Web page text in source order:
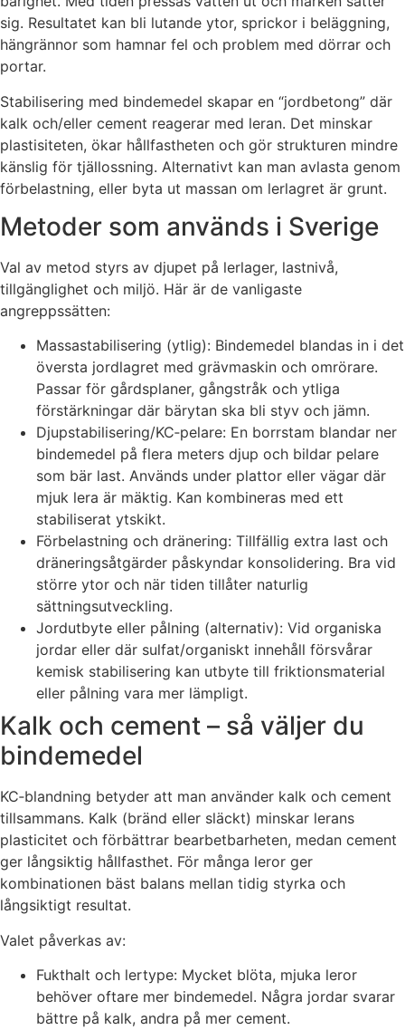
sig. Resultatet kan bli lutande ytor, sprickor i beläggning,
hängrännor som hamnar fel och problem med dörrar och
portar.
Stabilisering med bindemedel skapar en “jordbetong” där
kalk och/eller cement reagerar med leran. Det minskar
plastisiteten, ökar hållfastheten och gör strukturen mindre
känslig för tjällossning. Alternativt kan man avlasta genom
förbelastning, eller byta ut massan om lerlagret är grunt.
Metoder som används i Sverige
Val av metod styrs av djupet på lerlager, lastnivå,
tillgänglighet och miljö. Här är de vanligaste
angreppssätten:
Massastabilisering (ytlig): Bindemedel blandas in i det
översta jordlagret med grävmaskin och omrörare.
Passar för gårdsplaner, gångstråk och ytliga
förstärkningar där bärytan ska bli styv och jämn.
Djupstabilisering/KC‑pelare: En borrstam blandar ner
bindemedel på flera meters djup och bildar pelare
som bär last. Används under plattor eller vägar där
mjuk lera är mäktig. Kan kombineras med ett
stabiliserat ytskikt.
Förbelastning och dränering: Tillfällig extra last och
dräneringsåtgärder påskyndar konsolidering. Bra vid
större ytor och när tiden tillåter naturlig
sättningsutveckling.
Jordutbyte eller pålning (alternativ): Vid organiska
jordar eller där sulfat/organiskt innehåll försvårar
kemisk stabilisering kan utbyte till friktionsmaterial
eller pålning vara mer lämpligt.
Kalk och cement – så väljer du
bindemedel
KC‑blandning betyder att man använder kalk och cement
tillsammans. Kalk (bränd eller släckt) minskar lerans
plasticitet och förbättrar bearbetbarheten, medan cement
ger långsiktig hållfasthet. För många leror ger
kombinationen bäst balans mellan tidig styrka och
långsiktigt resultat.
Valet påverkas av:
Fukthalt och lertype: Mycket blöta, mjuka leror
behöver oftare mer bindemedel. Några jordar svarar
bättre på kalk, andra på mer cement.